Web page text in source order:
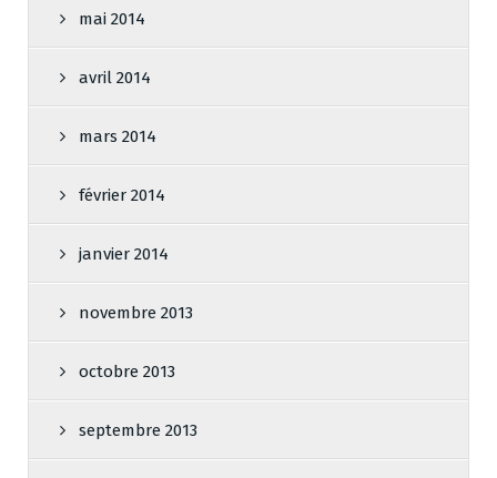
mai 2014
avril 2014
mars 2014
février 2014
janvier 2014
novembre 2013
octobre 2013
septembre 2013